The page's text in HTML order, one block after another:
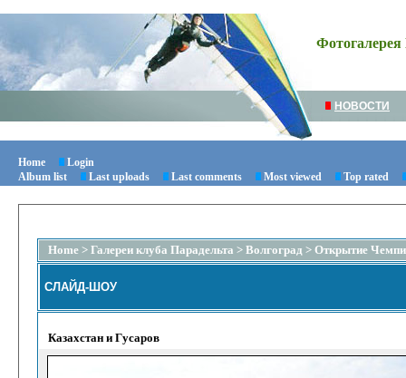
Фотогалерея
НОВОСТИ
Home
Login
Album list
Last uploads Last comments Most viewed Top rated
Home > Галереи клуба Парадельта > Волгоград > Открытие
СЛАЙД-ШОУ
Казахстан и Гусаров